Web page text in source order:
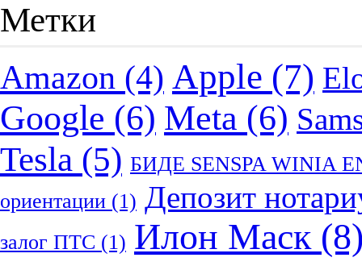
Метки
Amazon (4) Apple (7)
Google (6) Meta (6)
Tesla (5) БИДЕ SENSPA WINIA
ориентации (1) Депозит
залог ПТС (1) Илон Маск